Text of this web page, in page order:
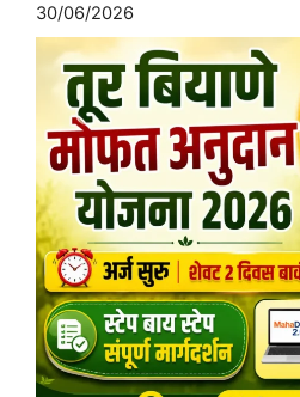
30/06/2026